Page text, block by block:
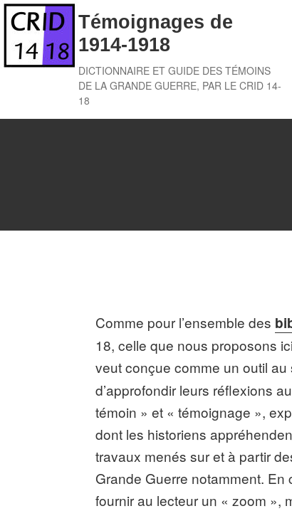
Skip
content
Témoignages de
1914-1918
DICTIONNAIRE ET GUIDE DES TÉMOINS
DE LA GRANDE GUERRE, PAR LE CRID 14-
18
Comme pour l’ensemble des
18, celle que nous proposons
veut conçue comme un outil au
d’approfondir leurs réflexions
témoin » et « témoignage »,
dont les historiens
travaux menés sur et à partir
Grande Guerre notamment.
fournir au lecteur un « zoom »,